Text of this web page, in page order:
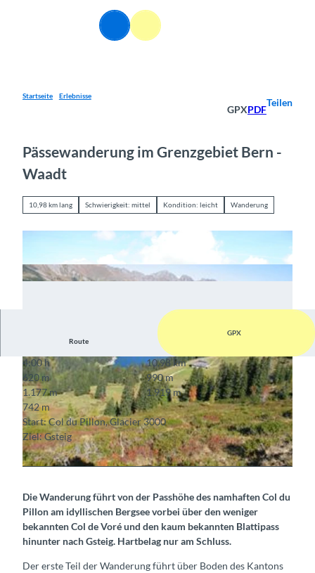
Suche Menü
Startseite Erlebnisse
GPXPDF
Teilen
Pässewanderung im Grenzgebiet Bern -
Waadt
10,98 km lang Schwierigkeit: mittel Kondition: leicht Wanderung
© Wanderleiter (ZD) Berner Wanderwege, Berner Wanderwege
Route
GPX
4:00 h
10,98 km
620 m
990 m
1.177 m
1.919 m
742 m
Start: Col du Pillon, Glacier 3000
Ziel: Gsteig
Die Wanderung führt von der Passhöhe des namhaften Col du
Pillon am idyllischen Bergsee vorbei über den weniger
bekannten Col de Voré und den kaum bekannten Blattipass
hinunter nach Gsteig. Hartbelag nur am Schluss.
Der erste Teil der Wanderung führt über Boden des Kantons